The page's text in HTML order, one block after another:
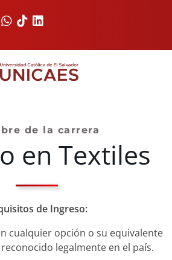
UNIDADES
de la carrera
en Textiles
de Ingreso:
cualquier opción o su equivalente
legalmente en el país.